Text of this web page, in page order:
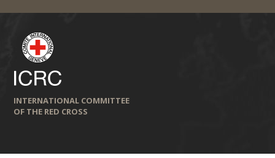
INTERNATIONAL COMMITTEE
OF THE RED CROSS